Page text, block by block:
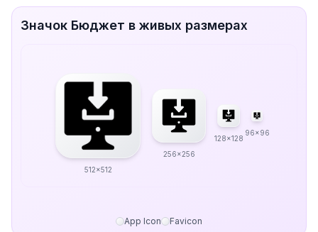
Значок Бюджет в живых размерах
512x512
256x256
128x128
96x96
App Icon Favicon